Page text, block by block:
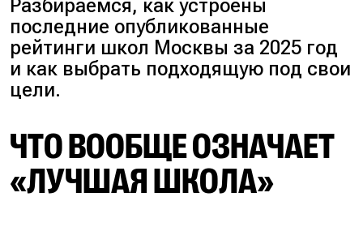
Разбираемся, как устроены
последние опубликованные
рейтинги школ Москвы за 2025 год
и как выбрать подходящую под свои
цели.
ЧТО ВООБЩЕ ОЗНАЧАЕТ
«ЛУЧШАЯ ШКОЛА»